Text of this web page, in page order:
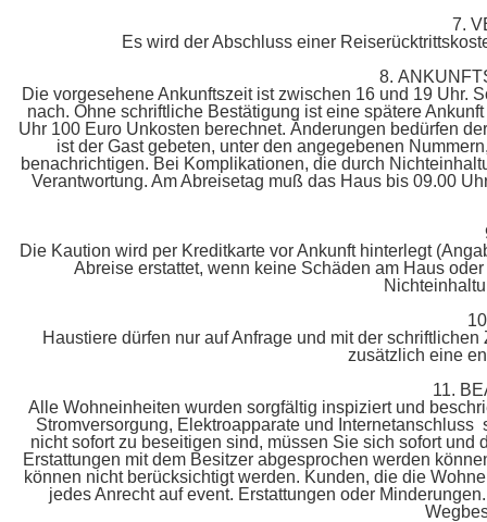
7.
Es wird der Abschluss einer
8.
Die vorgesehene Ankunftszeit ist zwischen 16 und 19 Uhr.
nach. Ohne schriftliche Bestätigung ist eine spätere
Uhr 100 Euro Unkosten berechnet. Änderungen bedürfen
ist der Gast gebeten, unter den angegebenen
benachrichtigen. Bei Komplikationen, die durch
Verantwortung. Am Abreisetag muß das Haus bis 09.00
Die Kaution wird per Kreditkarte vor Ankunft hinterlegt
Abreise erstattet, wenn keine Schäden am Haus
Haustiere dürfen nur auf Anfrage und mit der
zusätzlich eine
11.
Alle Wohneinheiten wurden sorgfältig inspiziert und
Stromversorgung, Elektroapparate und
nicht sofort zu beseitigen sind, müssen Sie sich sofort
Erstattungen mit dem Besitzer abgesprochen werden
können nicht berücksichtigt werden. Kunden, die die
jedes Anrecht auf event. Erstattungen oder